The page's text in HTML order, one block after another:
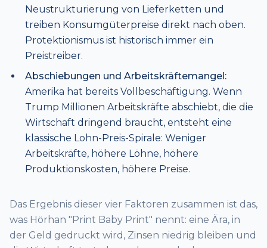
Neustrukturierung von Lieferketten und
treiben Konsumgüterpreise direkt nach oben.
Protektionismus ist historisch immer ein
Preistreiber.
Abschiebungen und Arbeitskräftemangel:
Amerika hat bereits Vollbeschäftigung. Wenn
Trump Millionen Arbeitskräfte abschiebt, die die
Wirtschaft dringend braucht, entsteht eine
klassische Lohn-Preis-Spirale: Weniger
Arbeitskräfte, höhere Löhne, höhere
Produktionskosten, höhere Preise.
Das Ergebnis dieser vier Faktoren zusammen ist das,
was Hörhan "Print Baby Print" nennt: eine Ära, in
der Geld gedruckt wird, Zinsen niedrig bleiben und